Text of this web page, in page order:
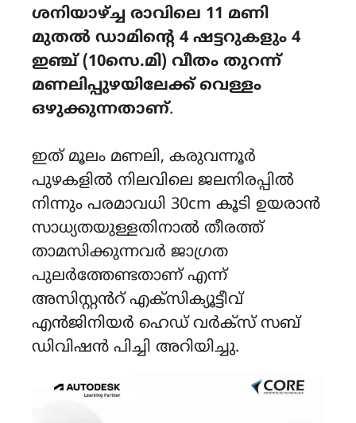
ശനിയാഴ്ച്ച രാവിലെ 11 മണി
മുതൽ ഡാമിൻ്റെ 4 ഷട്ടറുകളും 4
ഇഞ്ച് (10സെ.മി) വീതം തുറന്ന്
മണലിപ്പുഴയിലേക്ക് വെള്ളം
ഒഴുക്കുന്നതാണ്.
ഇത് മൂലം മണലി, കരുവന്നൂർ
പുഴകളിൽ നിലവിലെ ജലനിരപ്പിൽ
നിന്നും പരമാവധി 30cm കൂടി ഉയരാൻ
സാധ്യതയുള്ളതിനാൽ തീരത്ത്
താമസിക്കുന്നവർ ജാഗ്രത
പുലർത്തേണ്ടതാണ് എന്ന്
അസിസ്റ്റൻറ് എക്‌സിക്യൂട്ടീവ്
എൻജിനിയർ ഹെഡ് വർക്‌സ് സബ്
ഡിവിഷൻ പിച്ചി അറിയിച്ചു.